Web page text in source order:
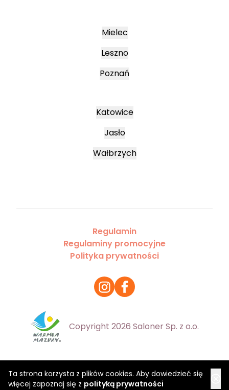
Ta strona korzysta z plików cookies. Aby dowiedzieć się
więcej zapoznaj się z polityką prywatności
Mielec
Leszno
Poznań
Katowice
Jasło
Wałbrzych
Regulamin
Regulaminy promocyjne
Polityka prywatności
Copyright 2026 Saloner Sp. z o.o.